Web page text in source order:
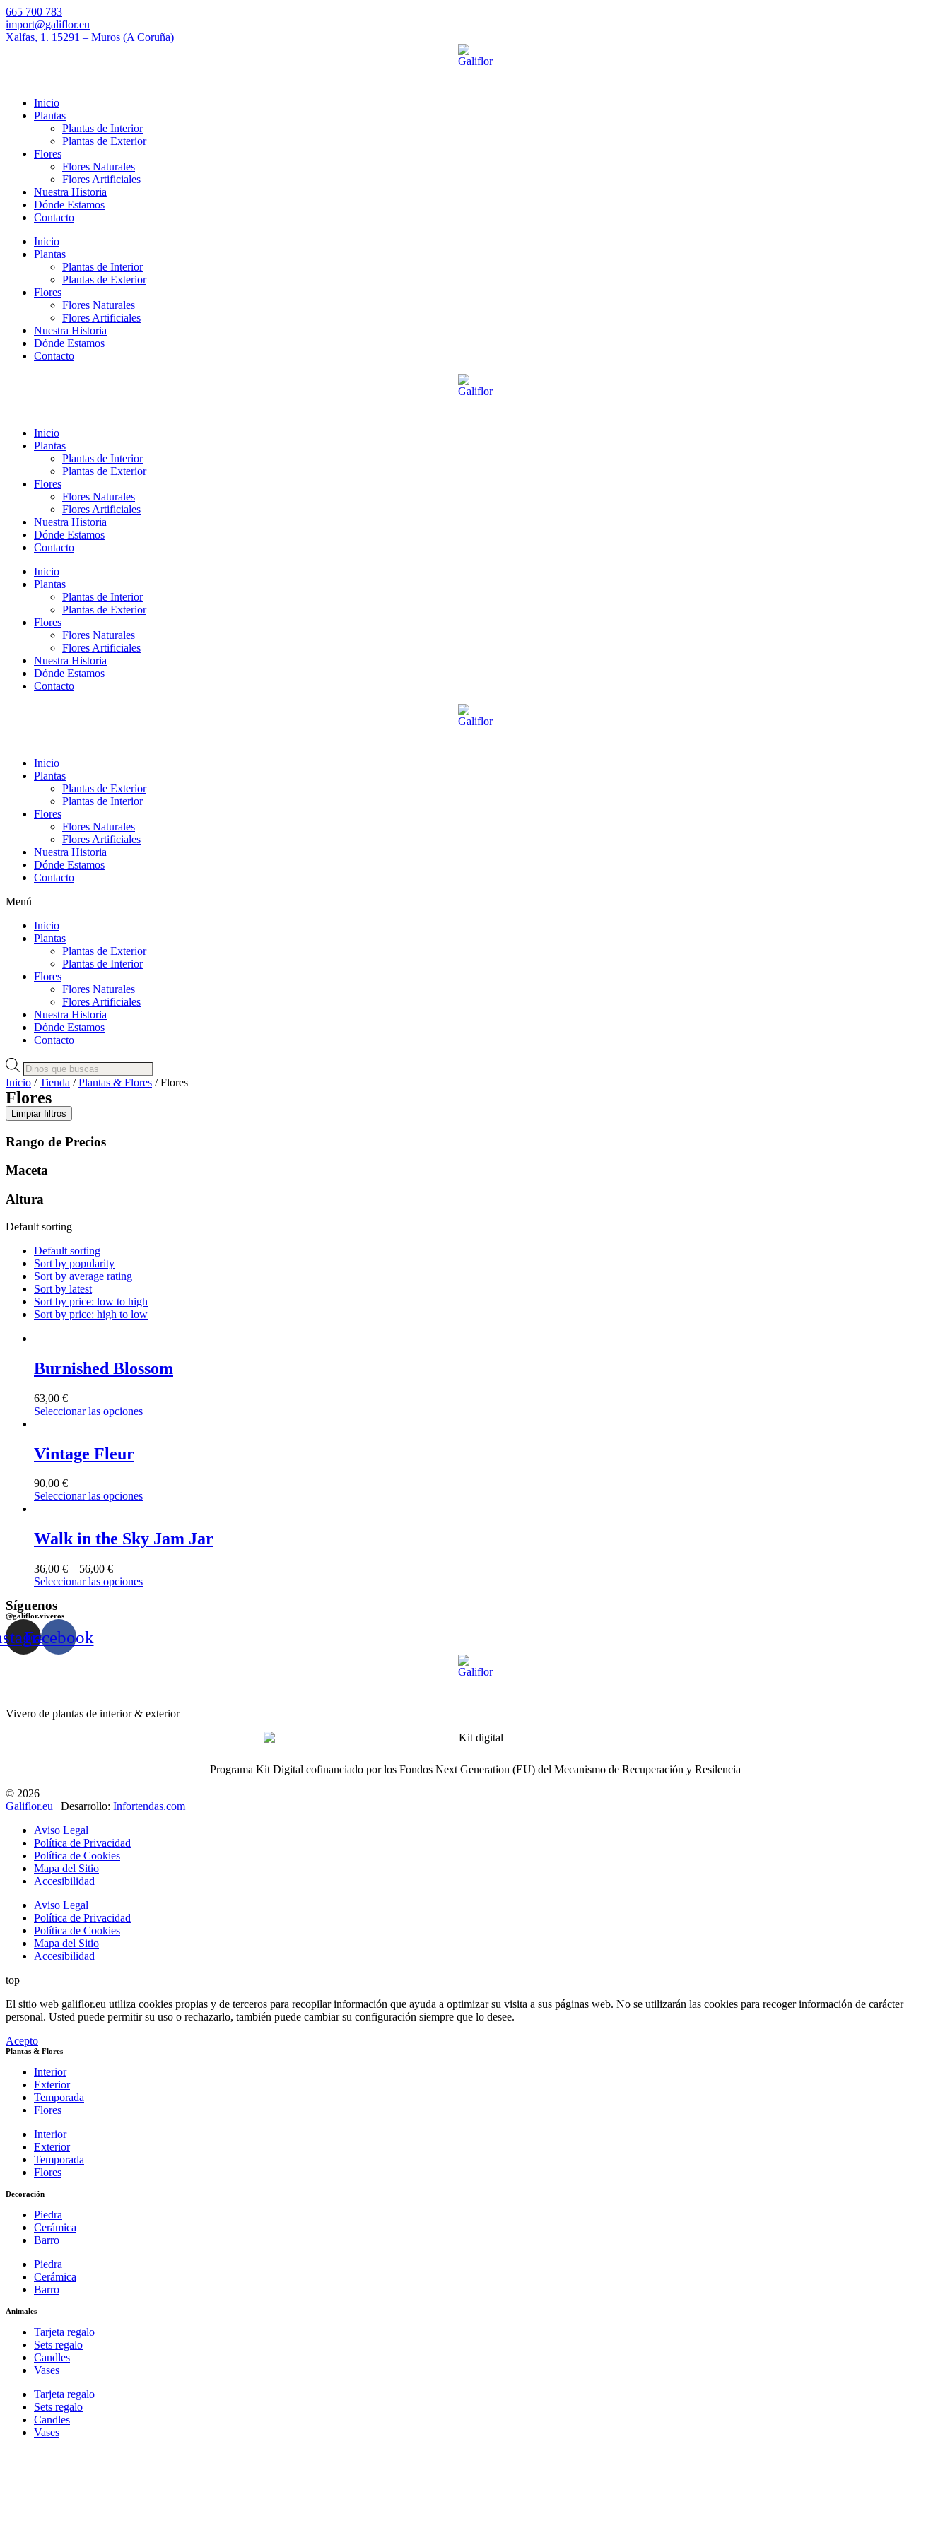
665 700 783
import@galiflor.eu
Xalfas, 1. 15291 – Muros (A Coruña)
Inicio
Plantas
Plantas de Interior
Plantas de Exterior
Flores
Flores Naturales
Flores Artificiales
Nuestra Historia
Dónde Estamos
Contacto
Inicio
Plantas
Plantas de Interior
Plantas de Exterior
Flores
Flores Naturales
Flores Artificiales
Nuestra Historia
Dónde Estamos
Contacto
Inicio
Plantas
Plantas de Interior
Plantas de Exterior
Flores
Flores Naturales
Flores Artificiales
Nuestra Historia
Dónde Estamos
Contacto
Inicio
Plantas
Plantas de Interior
Plantas de Exterior
Flores
Flores Naturales
Flores Artificiales
Nuestra Historia
Dónde Estamos
Contacto
Inicio
Plantas
Plantas de Exterior
Plantas de Interior
Flores
Flores Naturales
Flores Artificiales
Nuestra Historia
Dónde Estamos
Contacto
Menú
Inicio
Plantas
Plantas de Exterior
Plantas de Interior
Flores
Flores Naturales
Flores Artificiales
Nuestra Historia
Dónde Estamos
Contacto
Búsqueda
de
productos
Inicio /Tienda /Plantas & Flores / Flores
Flores
Limpiar filtros
Rango de Precios
Maceta
Altura
Default sorting
Default sorting
Sort by popularity
Sort by average rating
Sort by latest
Sort by price: low to high
Sort by price: high to low
Burnished Blossom
63,00 €
Seleccionar las opciones
Vintage Fleur
90,00 €
Seleccionar las opciones
Walk in the Sky Jam Jar
36,00 € – 56,00 €
Seleccionar las opciones
Síguenos
@galiflor.viveros
Facebook
Vivero de plantas de interior & exterior
Programa Kit Digital cofinanciado por los Fondos Next Generation (EU) del Mecanismo de Recuperación y Resilencia
© 2026
Galiflor.eu | Desarrollo: Infortendas.com
Aviso Legal
Política de Privacidad
Política de Cookies
Mapa del Sitio
Accesibilidad
Aviso Legal
Política de Privacidad
Política de Cookies
Mapa del Sitio
Accesibilidad
top
El sitio web galiflor.eu utiliza cookies propias y de terceros para recopilar información que ayuda a optimizar su visita a sus páginas web. No se utilizarán las cookies para recoger información de carácter
personal. Usted puede permitir su uso o rechazarlo, también puede cambiar su configuración siempre que lo desee.
Acepto
Plantas & Flores
Interior
Exterior
Temporada
Flores
Interior
Exterior
Temporada
Flores
Decoración
Piedra
Cerámica
Barro
Piedra
Cerámica
Barro
Animales
Tarjeta regalo
Sets regalo
Candles
Vases
Tarjeta regalo
Sets regalo
Candles
Vases